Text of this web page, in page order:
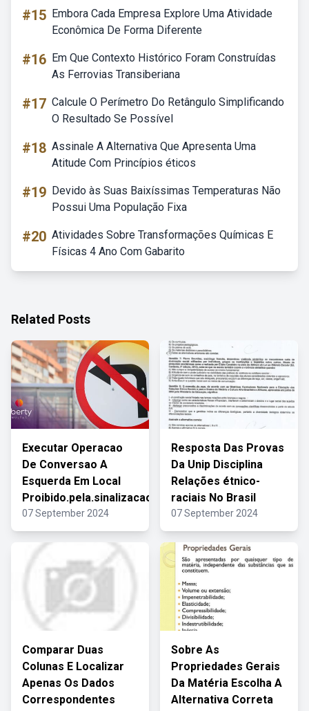
#15 Embora Cada Empresa Explore Uma Atividade
Econômica De Forma Diferente
#16 Em Que Contexto Histórico Foram Construídas
As Ferrovias Transiberiana
#17 Calcule O Perímetro Do Retângulo Simplificando
O Resultado Se Possível
#18 Assinale A Alternativa Que Apresenta Uma
Atitude Com Princípios éticos
#19 Devido às Suas Baixíssimas Temperaturas Não
Possui Uma População Fixa
#20 Atividades Sobre Transformações Químicas E
Físicas 4 Ano Com Gabarito
Related Posts
Executar Operacao
De Conversao A
Esquerda Em Local
Proibido.pela.sinalizacao
07 September 2024
Resposta Das Provas
Da Unip Disciplina
Relações étnico-
raciais No Brasil
07 September 2024
Comparar Duas
Colunas E Localizar
Apenas Os Dados
Correspondentes
Sobre As
Propriedades Gerais
Da Matéria Escolha A
Alternativa Correta